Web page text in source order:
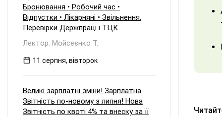
Бронювання • Робочий час •
Відпустки • Лікарняні • Звільнення.
Перевірки Держпраці і ТЦК
Лектор: Мойсеєнко Т.
11 серпня, вівторок
Великі зарплатні зміни! Зарплатна
Звітність по-новому з липня! Нова
Звітність по квоті 4% та внеску за її